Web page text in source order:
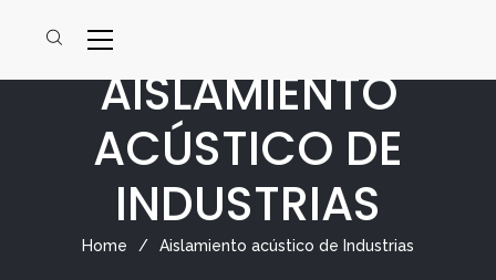
AISLAMIENTO
ACÚSTICO DE
INDUSTRIAS
Home / Aislamiento acústico de Industrias